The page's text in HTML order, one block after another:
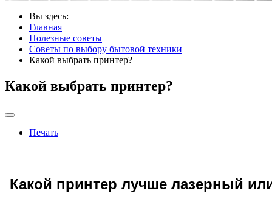
Вы здесь:
Главная
Полезные советы
Советы по выбору бытовой техники
Какой выбрать принтер?
Какой выбрать принтер?
Печать
Какой принтер лучше лазерный